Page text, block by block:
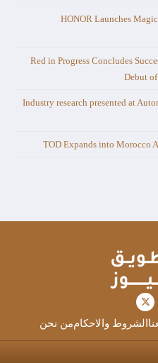
HONOR Launches
Red in Progress Concludes
Debut
Industry research presented at
TOD Expands into Morocco
الشروط والاحكاممن نحن